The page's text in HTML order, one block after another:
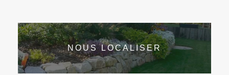
NOUS LOCALISER